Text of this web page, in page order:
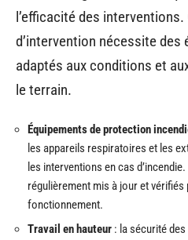
l’efficacité des interventions.
d’intervention nécessite
adaptés aux conditions et
le terrain.
Équipements de protection
les appareils respiratoires et les
les interventions en cas
régulièrement mis à jour et
fonctionnement.
Travail en hauteur : la sécurité